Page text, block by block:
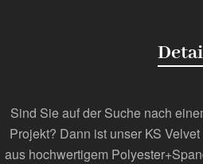
Sind Sie auf der Suche nach
Projekt? Dann ist unser KS
aus hochwertigem